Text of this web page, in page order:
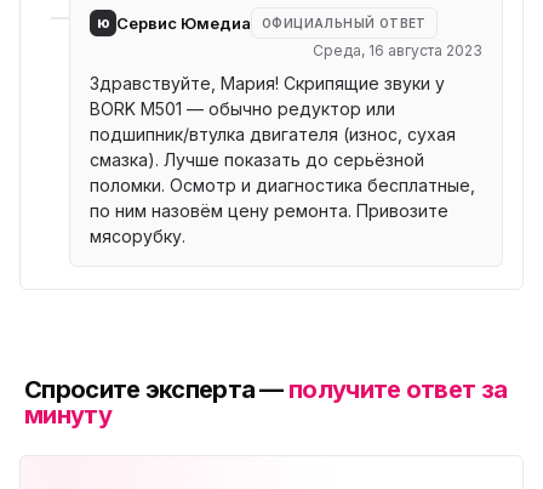
ю Сервис Юмедиа ОФИЦИАЛЬНЫЙ ОТВЕТ
Среда, 16 августа 2023
Здравствуйте, Мария! Скрипящие звуки у
BORK M501 — обычно редуктор или
подшипник/втулка двигателя (износ, сухая
смазка). Лучше показать до серьёзной
поломки. Осмотр и диагностика бесплатные,
по ним назовём цену ремонта. Привозите
мясорубку.
Спросите эксперта — получите ответ за
минуту